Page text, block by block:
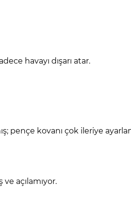
havayı dışarı atar.
pençe kovanı çok ileriye
açılamıyor.